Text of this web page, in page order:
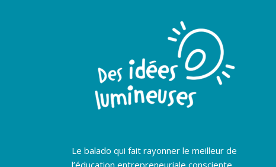
Le balado qui fait rayonner le meilleur de
l’éducation entrepreneuriale consciente.